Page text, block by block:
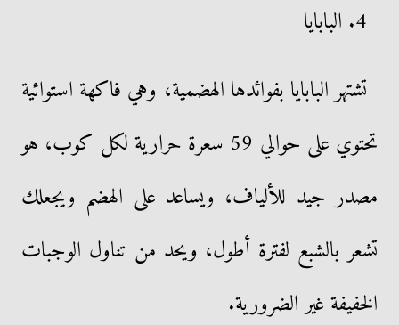
4. البابايا
تشتهر البابايا بفوائدها الهضمية، وهي فاكهة استوائية
تحتوي على حوالي 59 سعرة حرارية لكل كوب، هو
مصدر جيد للألياف، ويساعد على الهضم ويجعلك
تشعر بالشبع لفترة أطول، ويحد من تناول الوجبات
الخفيفة غير الضرورية.